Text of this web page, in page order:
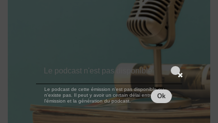
Le podcast n'est pas disponible
Le podcast de cette émission n'est pas disponible ou
n'existe pas. Il peut y avoir un certain délai entre la fin de
l'émission et la génération du podcast.
Ok